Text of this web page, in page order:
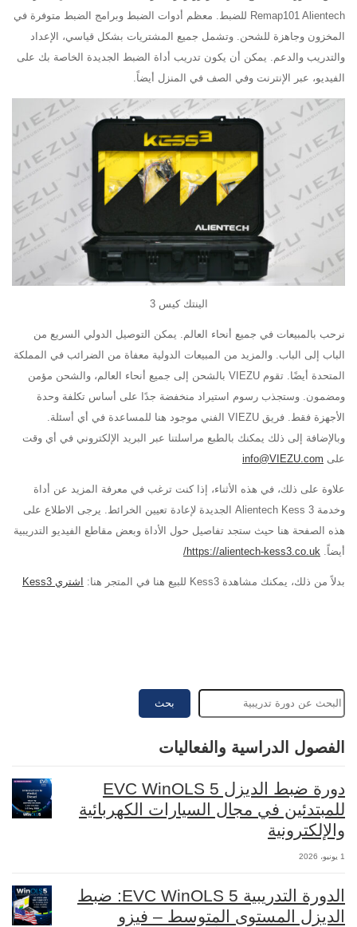
Remap101 Alientech للضبط. معظم أدوات الضبط وبرامج الضبط متوفرة في
المخزون وجاهزة للشحن. وتشمل جميع المشتريات بشكل قياسي، الإعداد
والتدريب والدعم. يمكن أن يكون تدريب أداة الضبط الجديدة الخاصة بك على
الفيديو، عبر الإنترنت وفي الصف في المنزل أيضاً.
الينتك كيس 3
نرحب بالمبيعات في جميع أنحاء العالم. يمكن التوصيل الدولي السريع من
الباب إلى الباب. والمزيد من المبيعات الدولية معفاة من الضرائب في المملكة
المتحدة أيضًا. تقوم VIEZU بالشحن إلى جميع أنحاء العالم، والشحن مؤمن
ومضمون. وستجذب رسوم استيراد منخفضة جدًا على أساس تكلفة وحدة
الأجهزة فقط. فريق VIEZU الفني موجود هنا للمساعدة في أي أسئلة.
وبالإضافة إلى ذلك يمكنك بالطبع مراسلتنا عبر البريد الإلكتروني في أي وقت
على info@VIEZU.com
علاوة على ذلك، في هذه الأثناء، إذا كنت ترغب في معرفة المزيد عن أداة
وخدمة Alientech Kess 3 الجديدة لإعادة تعيين الخرائط. يرجى الاطلاع على
هذه الصفحة هنا حيث ستجد تفاصيل حول الأداة وبعض مقاطع الفيديو التدريبية
أيضاً. https://alientech-kess3.co.uk/
بدلاً من ذلك، يمكنك مشاهدة Kess3 للبيع هنا في المتجر هنا: اشتري Kess3
بحث
الفصول الدراسية والفعاليات
دورة ضبط الديزل EVC WinOLS 5
للمبتدئين في مجال السيارات الكهربائية
والإلكترونية
1 يونيو، 2026
الدورة التدريبية EVC WinOLS 5: ضبط
الديزل المستوى المتوسط – فيزو